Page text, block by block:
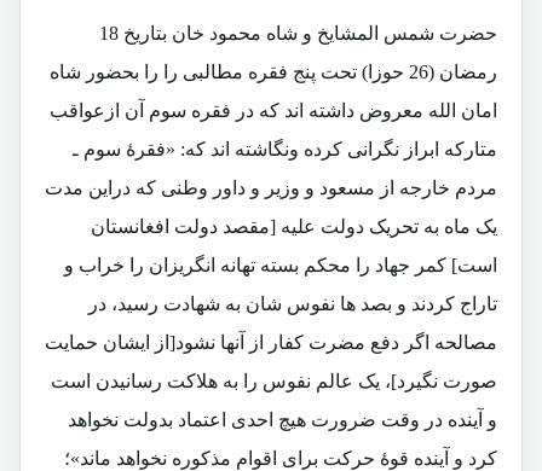
حضرت شمس المشایخ و شاه محمود خان بتاریخ 18
رمضان (26 حوزا) تحت پنج فقره مطالبی را را بحضور شاه
امان الله معروض داشته اند که در فقره سوم آن ازعواقب
متارکه ابراز نگرانی کرده ونگاشته اند که: «فقرۀ سوم ـ
مردم خارجه از مسعود و وزیر و داور وطنی که دراین مدت
یک ماه به تحریک دولت علیه [مقصد دولت افغانستان
است] کمر جهاد را محکم بسته تهانه انگریزان را خراب و
تاراج کردند و بصد ها نفوس شان به شهادت رسید، در
مصالحه اگر دفع مضرت کفار از آنها نشود[از ایشان حمایت
صورت نگیرد]، یک عالم نفوس را به هلاکت رسانیدن است
و آینده در وقت ضرورت هیچ احدی اعتماد بدولت نخواهد
کرد و آینده قوۀ حرکت برای اقوام مذکوره نخواهد ماند»؛